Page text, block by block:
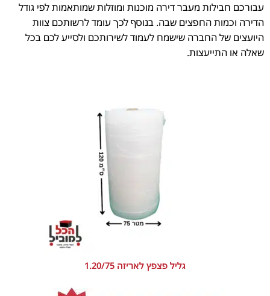
עבורכם חבילות מעבר דירה מוכנות ומוזלות שמותאמות לפי גודל
הדירה וכמות החפצים שבה. בנוסף לכך עומד לרשותכם צוות
היועצים של החברה שישמח לעמוד לשירותכם ולסייע לכם בכל
שאלה או התייעצות.
גליל פצפץ לאריזה 1.20/75